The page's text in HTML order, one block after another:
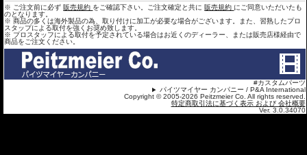
※ ご注文前に必ず販売規約 をご確認下さい。ご注文確定と共に販売規約 にご同意いただいたも
のとなります。
※ 商品の多くは海外製品の為、取り付けに加工が必要な場合がございます。また、習熟したプロ
スタップによる取付を強くお奨め致します。
※ プロスタッフによる取付を予定されている場合はお近くのディーラー、または販売店様経由で
商品をご注文ください。
#カスタムパーツ
パイツマイヤー カンパニー / P&A International
Copyright © 2005-2026 Peitzmeier Co. All rights reserved.
特定商取引法に基づく表示 および 会社概要
Ver. 3.0.34070